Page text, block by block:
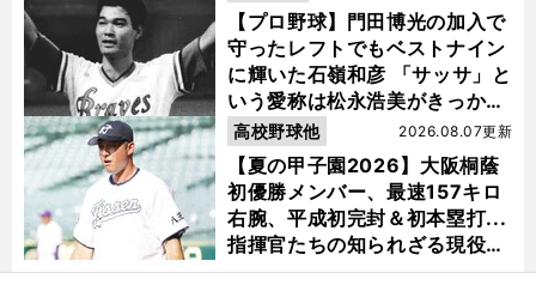
【プロ野球】門田博光の加入で
守ったレフトでもベストナイン
に輝いた石嶺和彦 「サッサ」と
いう愛称は松永浩美がきっか
け？
【夏の甲子園2026】大阪桐蔭
初優勝メンバー、最速157キロ
右腕、平成初完封＆初本塁打...
指揮官たちの知られざる現役時
代
2026.08.07更新
高校野球他